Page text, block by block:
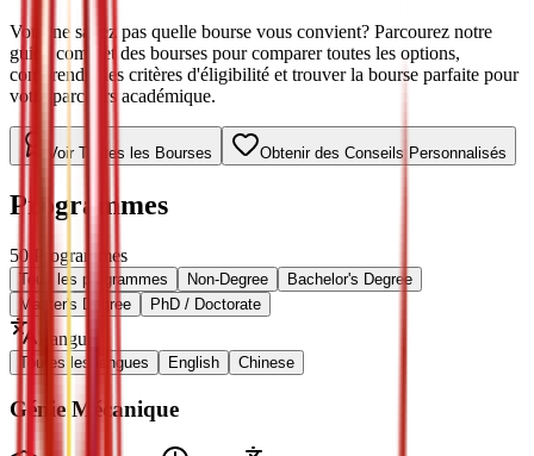
Vous ne savez pas quelle bourse vous convient? Parcourez notre
guide complet des bourses pour comparer toutes les options,
comprendre les critères d'éligibilité et trouver la bourse parfaite pour
votre parcours académique.
Voir Toutes les Bourses Obtenir des Conseils Personnalisés
Programmes
50 Programmes
Tous les programmes Non-Degree
Bachelor's Degree
Master's Degree
PhD / Doctorate
Langue
Toutes les langues English Chinese
Génie Mécanique